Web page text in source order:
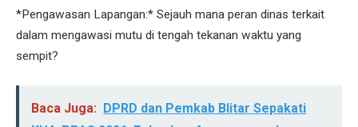
*Pengawasan Lapangan:* Sejauh mana peran dinas terkait
dalam mengawasi mutu di tengah tekanan waktu yang
sempit?
Baca Juga:
DPRD dan Pemkab Blitar Sepakati